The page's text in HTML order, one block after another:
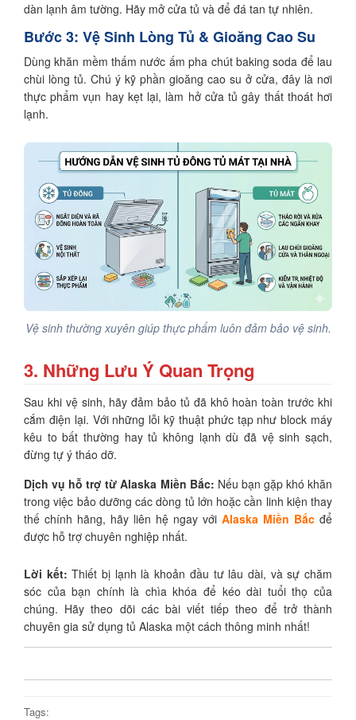
dàn lạnh âm tường. Hãy mở cửa tủ và để đá tan tự nhiên.
Bước 3: Vệ Sinh Lòng Tủ & Gioăng Cao Su
Dùng khăn mềm thấm nước ấm pha chút baking soda để lau
chùi lòng tủ. Chú ý kỹ phần gioăng cao su ở cửa, đây là nơi
thực phẩm vụn hay kẹt lại, làm hở cửa tủ gây thất thoát hơi
lạnh.
Vệ sinh thường xuyên giúp thực phẩm luôn đảm bảo vệ sinh.
3. Những Lưu Ý Quan Trọng
Sau khi vệ sinh, hãy đảm bảo tủ đã khô hoàn toàn trước khi
cắm điện lại. Với những lỗi kỹ thuật phức tạp như block máy
kêu to bất thường hay tủ không lạnh dù đã vệ sinh sạch,
đừng tự ý tháo dỡ.
Dịch vụ hỗ trợ từ Alaska Miền Bắc: Nếu bạn gặp khó khăn
trong việc bảo dưỡng các dòng tủ lớn hoặc cần linh kiện thay
thế chính hãng, hãy liên hệ ngay với Alaska Miền Bắc để
được hỗ trợ chuyên nghiệp nhất.
Lời kết: Thiết bị lạnh là khoản đầu tư lâu dài, và sự chăm
sóc của bạn chính là chìa khóa để kéo dài tuổi thọ của
chúng. Hãy theo dõi các bài viết tiếp theo để trở thành
chuyên gia sử dụng tủ Alaska một cách thông minh nhất!
Tags: